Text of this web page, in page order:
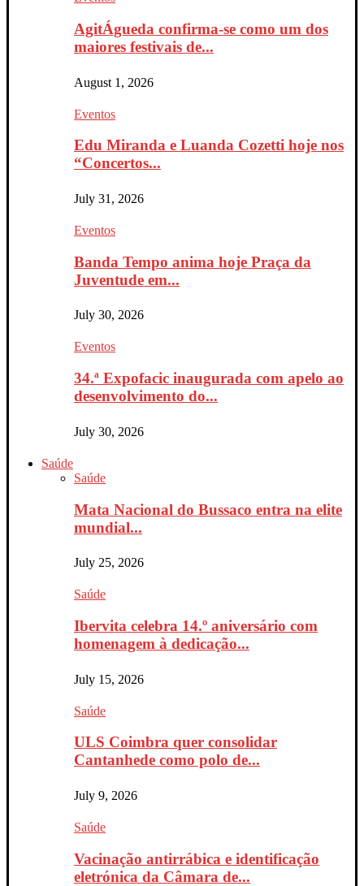
AgitÁgueda confirma-se como um dos
maiores festivais de...
August 1, 2026
Eventos
Edu Miranda e Luanda Cozetti hoje nos
“Concertos...
July 31, 2026
Eventos
Banda Tempo anima hoje Praça da
Juventude em...
July 30, 2026
Eventos
34.ª Expofacic inaugurada com apelo ao
desenvolvimento do...
July 30, 2026
Saúde
Saúde
Mata Nacional do Bussaco entra na elite
mundial...
July 25, 2026
Saúde
Ibervita celebra 14.º aniversário com
homenagem à dedicação...
July 15, 2026
Saúde
ULS Coimbra quer consolidar
Cantanhede como polo de...
July 9, 2026
Saúde
Vacinação antirrábica e identificação
eletrónica da Câmara de...